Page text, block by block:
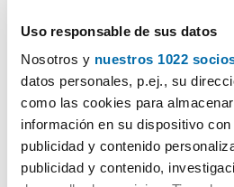
Uso responsable de sus datos
Nosotros y nuestros 1022
datos personales, p.ej., su
como las cookies para
información en su dispositivo
publicidad y contenido
publicidad y contenido,
Contactar